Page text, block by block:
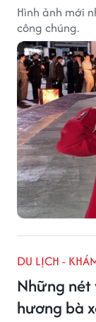
Hình ảnh mới
công chúng.
DU LỊCH -
Những nét
hương bà